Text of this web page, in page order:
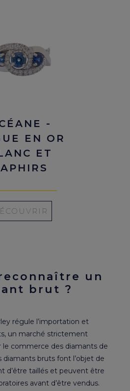
-
EN OR
ET
un
brut ?
régule l’importation et
un marché strictement
le commerce des diamants de
bruts font l’objet de
d’être taillés et peuvent être
avant d’être vendus.